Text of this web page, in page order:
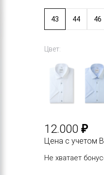
43 44 46
Цвет:
12.000 ₽
Цена с учетом
Не хватает